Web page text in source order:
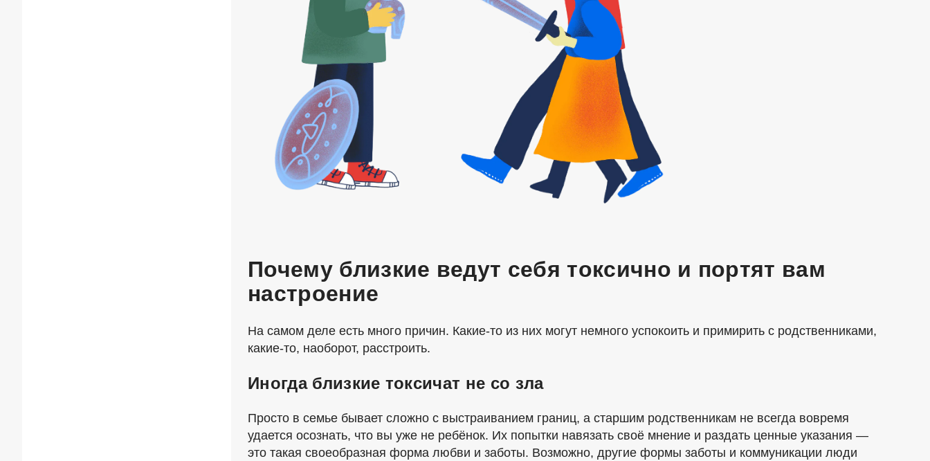
Почему близкие ведут себя токсично и портят вам
настроение
На самом деле есть много причин. Какие-то из них могут немного успокоить и примирить с родственниками,
какие-то, наоборот, расстроить.
Иногда близкие токсичат не со зла
Просто в семье бывает сложно с выстраиванием границ, а старшим родственникам не всегда вовремя
удается осознать, что вы уже не ребёнок. Их попытки навязать своё мнение и раздать ценные указания —
это такая своеобразная форма любви и заботы. Возможно, другие формы заботы и коммуникации люди